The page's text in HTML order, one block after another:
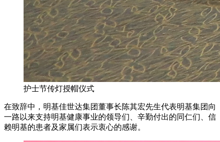
护士节传灯授帽仪式
在致辞中，明基佳世达集团董事长陈其宏先生代表明基集团向
一路以来支持明基健康事业的领导们、辛勤付出的同仁们、信
赖明基的患者及家属们表示衷心的感谢。